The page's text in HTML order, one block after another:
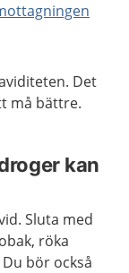
Det
må bättre.
kan
Sluta med
röka
bör också